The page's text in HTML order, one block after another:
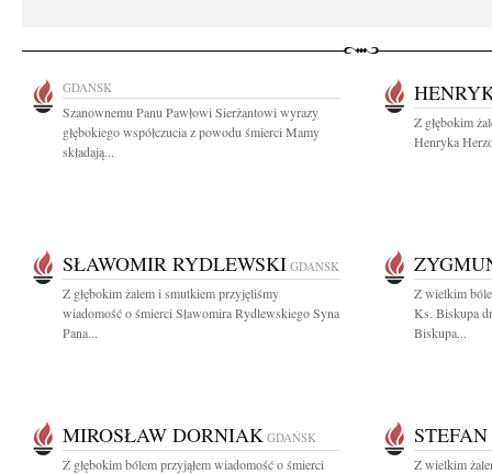
GDAŃSK
Szanownemu Panu Pawłowi Sierżantowi wyrazy
głębokiego współczucia z powodu śmierci Mamy
składają...
Z głębokim
Henryka
SŁAWOMIR RYDLEWSKI GDAŃSK
Z głębokim żalem i smutkiem przyjęliśmy
wiadomość o śmierci Sławomira Rydlewskiego Syna
Pana...
Z wielkim
Ks. Biskupa
Biskupa...
MIROSŁAW DORNIAK GDAŃSK
Z głębokim bólem przyjąłem wiadomość o śmierci
Z wielkim